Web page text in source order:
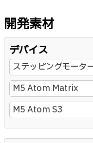
開発素材
デバイス
ステッピングモータ
M5 Atom Matrix
M5 Atom S3